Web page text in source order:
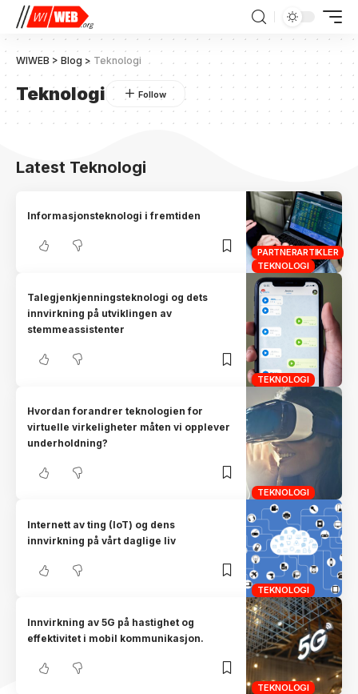
WIWEB > Blog > Teknologi
Teknologi
Latest Teknologi
PARTNERARTIKLER
TEKNOLOGI
Informasjonsteknologi i fremtiden
TEKNOLOGI
Talegjenkjenningsteknologi og dets
innvirkning på utviklingen av
stemmeassistenter
TEKNOLOGI
Hvordan forandrer teknologien for
virtuelle virkeligheter måten vi opplever
underholdning?
TEKNOLOGI
Internett av ting (IoT) og dens
innvirkning på vårt daglige liv
TEKNOLOGI
Innvirkning av 5G på hastighet og
effektivitet i mobil kommunikasjon.